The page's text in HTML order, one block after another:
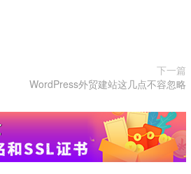
下一篇
WordPress外贸建站这几点不容忽略